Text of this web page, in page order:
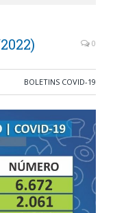
0
BOLETINS COVID-19